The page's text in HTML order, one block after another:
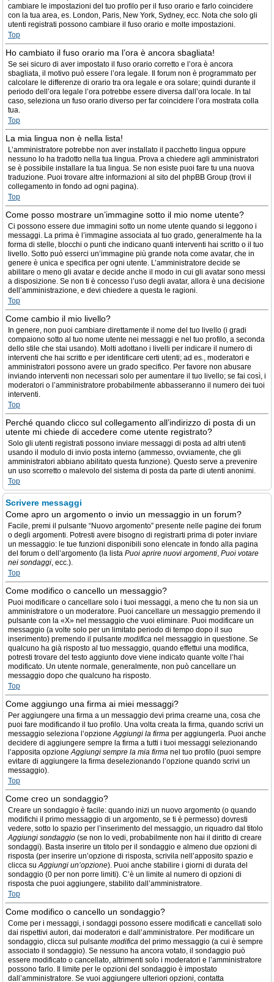
cambiare le impostazioni del tuo profilo per il fuso orario e farlo coincidere
con la tua area, es. London, Paris, New York, Sydney, ecc. Nota che solo gli
utenti registrati possono cambiare il fuso orario e molte impostazioni.
Top
Ho cambiato il fuso orario ma l’ora è ancora sbagliata!
Se sei sicuro di aver impostato il fuso orario corretto e l’ora è ancora
sbagliata, il motivo può essere l’ora legale. Il forum non è programmato per
calcolare le differenze di orario tra ora legale e ora solare; quindi durante il
periodo dell’ora legale l’ora potrebbe essere diversa dall’ora locale. In tal
caso, seleziona un fuso orario diverso per far coincidere l’ora mostrata colla
tua.
Top
La mia lingua non è nella lista!
L’amministratore potrebbe non aver installato il pacchetto lingua oppure
nessuno lo ha tradotto nella tua lingua. Prova a chiedere agli amministratori
se è possibile installare la tua lingua. Se non esiste puoi fare tu una nuova
traduzione. Puoi trovare altre informazioni al sito del phpBB Group (trovi il
collegamento in fondo ad ogni pagina).
Top
Come posso mostrare un’immagine sotto il mio nome utente?
Ci possono essere due immagini sotto un nome utente quando si leggono i
messaggi. La prima è l’immagine associata al tuo grado, generalmente ha la
forma di stelle, blocchi o punti che indicano quanti interventi hai scritto o il tuo
livello. Sotto può esserci un’immagine più grande nota come avatar, che in
genere è unica e specifica per ogni utente. L’amministratore decide se
abilitare o meno gli avatar e decide anche il modo in cui gli avatar sono messi
a disposizione. Se non ti è concesso l’uso degli avatar, allora è una decisione
dell’amministrazione, e devi chiedere a questa le ragioni.
Top
Come cambio il mio livello?
In genere, non puoi cambiare direttamente il nome del tuo livello (i gradi
compaiono sotto al tuo nome utente nei messaggi e nel tuo profilo, a seconda
dello stile che stai usando). Molti adottano i livelli per indicare il numero di
interventi che hai scritto e per identificare certi utenti; ad es., moderatori e
amministratori possono avere un grado specifico. Per favore non abusare
inviando interventi non necessari solo per aumentare il tuo livello; se fai così, i
moderatori o l’amministratore probabilmente abbasseranno il numero dei tuoi
interventi.
Top
Perché quando clicco sul collegamento all’indirizzo di posta di un
utente mi chiede di accedere come utente registrato?
Solo gli utenti registrati possono inviare messaggi di posta ad altri utenti
usando il modulo di invio posta interno (ammesso, ovviamente, che gli
amministratori abbiano abilitato questa funzione). Questo serve a prevenire
un uso scorretto o malevolo del sistema di posta da parte di utenti anonimi.
Top
Scrivere messaggi
Come apro un argomento o invio un messaggio in un forum?
Facile, premi il pulsante “Nuovo argomento” presente nelle pagine dei forum
o degli argomenti. Potresti avere bisogno di registrarti prima di poter inviare
un messaggio: le tue funzioni disponibili sono elencate in fondo alla pagina
del forum o dell’argomento (la lista Puoi aprire nuovi argomenti, Puoi votare
nei sondaggi, ecc.).
Top
Come modifico o cancello un messaggio?
Puoi modificare o cancellare solo i tuoi messaggi, a meno che tu non sia un
amministratore o un moderatore. Puoi cancellare un messaggio premendo il
pulsante con la «X» nel messaggio che vuoi eliminare. Puoi modificare un
messaggio (a volte solo per un limitato periodo di tempo dopo il suo
inserimento) premendo il pulsante modifica nel messaggio in questione. Se
qualcuno ha già risposto al tuo messaggio, quando effettui una modifica,
potresti trovare del testo aggiunto dove viene indicato quante volte l’hai
modificato. Un utente normale, generalmente, non può cancellare un
messaggio dopo che qualcuno ha risposto.
Top
Come aggiungo una firma ai miei messaggi?
Per aggiungere una firma a un messaggio devi prima crearne una, cosa che
puoi fare modificando il tuo profilo. Una volta creata la firma, quando scrivi un
messaggio seleziona l’opzioneAggiungi la firma per aggiungerla. Puoi anche
decidere di aggiungere sempre la firma a tutti i tuoi messaggi selezionando
l’apposita opzioneAggiungi sempre la mia firma nel tuo profilo (puoi sempre
evitare di aggiungere la firma deselezionando l’opzione quando scrivi un
messaggio).
Top
Come creo un sondaggio?
Creare un sondaggio è facile: quando inizi un nuovo argomento (o quando
modifichi il primo messaggio di un argomento, se ti è permesso) dovresti
vedere, sotto lo spazio per l’inserimento del messaggio, un riquadro dal titolo
Aggiungi sondaggio (se non lo vedi, probabilmente non hai il diritto di creare
sondaggi). Basta inserire un titolo per il sondaggio e almeno due opzioni di
risposta (per inserire un’opzione di risposta, scrivila nell’apposito spazio e
clicca suAggiungi un’opzione). Puoi anche stabilire i giorni di durata del
sondaggio (0 per non porre limiti). C’è un limite al numero di opzioni di
risposta che puoi aggiungere, stabilito dall’amministratore.
Top
Come modifico o cancello un sondaggio?
Come per i messaggi, i sondaggi possono essere modificati e cancellati solo
dai rispettivi autori, dai moderatori e dall’amministratore. Per modificare un
sondaggio, clicca sul pulsante modifica del primo messaggio (a cui è sempre
associato il sondaggio). Se nessuno ha ancora votato, il sondaggio può
essere modificato o cancellato, altrimenti solo i moderatori e l’amministratore
possono farlo. Il limite per le opzioni del sondaggio è impostato
dall’amministratore. Se vuoi aggiungere ulteriori opzioni, contatta